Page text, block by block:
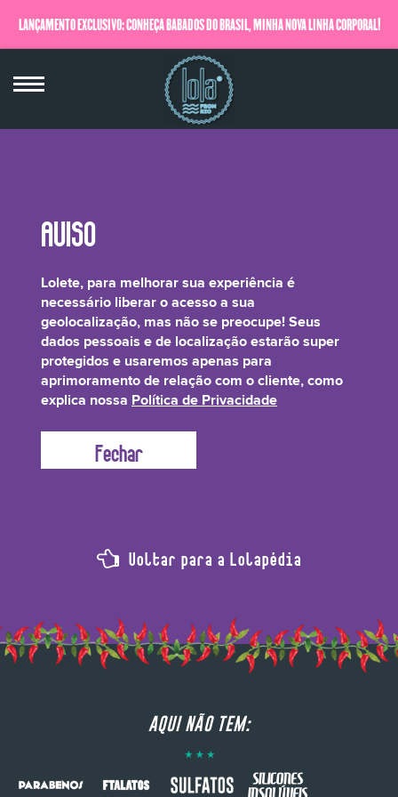
LANÇAMENTO EXCLUSIVO: CONHEÇA BABADOS DO BRASIL, MINHA NOVA LINHA CORPORAL!
QUERO SABER MAIS
Amodimethicone (and) Trideceth-12 (and)
Cetrimonium Chloride
Ele chega para ajudar a exterminar o frizz e melhorar a saúde dos seus fios
Voltar para a Lolapédia
AQUI NÃO TEM:
Lolete, para melhorar sua experiência é
necessário liberar o acesso a sua
geolocalização, mas não se preocupe! Seus
dados pessoais e de localização estarão super
protegidos e usaremos apenas para
aprimoramento de relação com o cliente, como
explica nossa Política de Privacidade